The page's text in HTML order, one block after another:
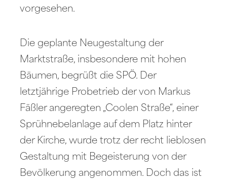
vorgesehen.
Die geplante Neugestaltung der
Marktstraße, insbesondere mit hohen
Bäumen, begrüßt die SPÖ. Der
letztjährige Probetrieb der von Markus
Fäßler angeregten „Coolen Straße“, einer
Sprühnebelanlage auf dem Platz hinter
der Kirche, wurde trotz der recht lieblosen
Gestaltung mit Begeisterung von der
Bevölkerung angenommen. Doch das ist